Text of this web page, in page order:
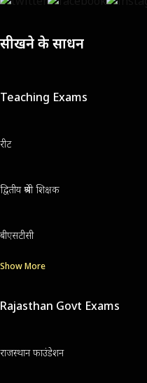
सीखने के साधन
Teaching Exams
रीट
द्वितीय श्रेणी शिक्षक
बीएसटीसी
Show More
Rajasthan Govt Exams
राजस्थान फाउंडेशन